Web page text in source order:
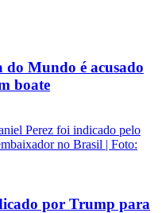
do Mundo é acusado
boate
por Trump para